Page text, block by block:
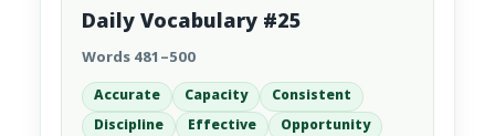
Daily Vocabulary #25
Words 481–500
Accurate Capacity
Consistent
Discipline
Effective Opportunity